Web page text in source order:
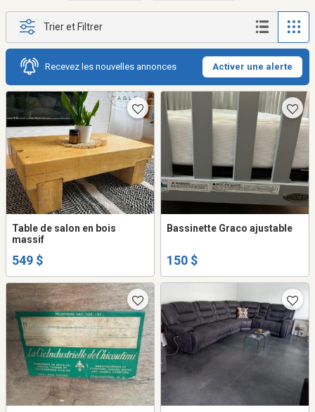
Trier et Filtrer
Recevez les nouvelles annonces Activer une alerte
Table de salon en bois
massif
549 $
Bassinette Graco ajustable
150 $